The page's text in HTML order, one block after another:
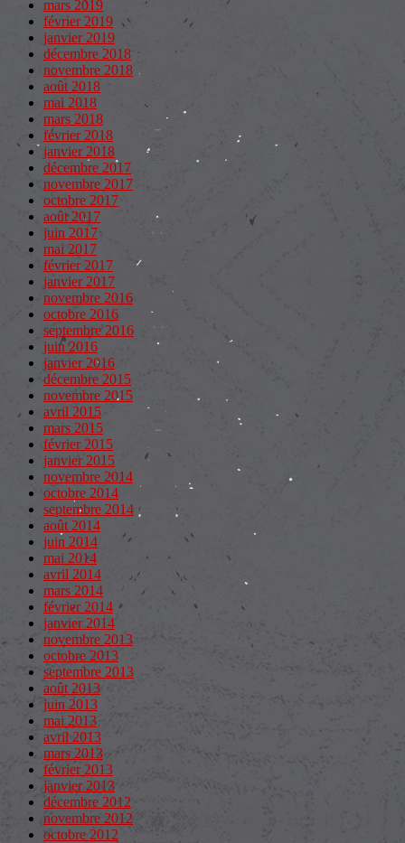
mars 2019
février 2019
janvier 2019
décembre 2018
novembre 2018
août 2018
mai 2018
mars 2018
février 2018
janvier 2018
décembre 2017
novembre 2017
octobre 2017
août 2017
juin 2017
mai 2017
février 2017
janvier 2017
novembre 2016
octobre 2016
septembre 2016
juin 2016
janvier 2016
décembre 2015
novembre 2015
avril 2015
mars 2015
février 2015
janvier 2015
novembre 2014
octobre 2014
septembre 2014
août 2014
juin 2014
mai 2014
avril 2014
mars 2014
février 2014
janvier 2014
novembre 2013
octobre 2013
septembre 2013
août 2013
juin 2013
mai 2013
avril 2013
mars 2013
février 2013
janvier 2013
décembre 2012
novembre 2012
octobre 2012